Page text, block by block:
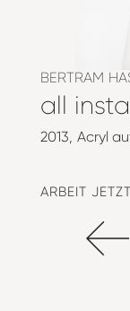
BERTRAM
all
2013 Acryl
ARBEIT